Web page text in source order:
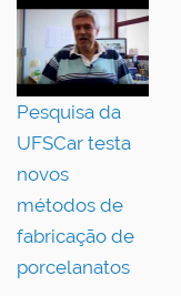
Pesquisa da
UFSCar testa
novos
métodos de
fabricação de
porcelanatos